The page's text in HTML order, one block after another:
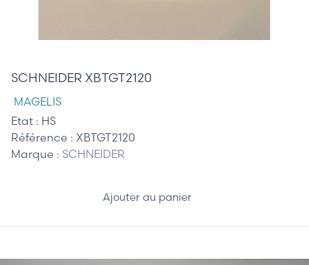
SCHNEIDER XBTGT2120
MAGELIS
Etat : HS
Référence : XBTGT2120
Marque : SCHNEIDER
Ajouter au panier